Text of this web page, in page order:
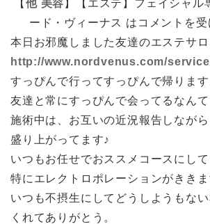
【 他 美容 】
【エステ】フェイシャ
ード・ヴィーナス は コメントを
本日お邪魔しました友達のエステサロ
http://www.nordvenus.com/
すっぴんで行ってすっぴんで帰ります
友達と常にすっぴんで会ってるなんて
施術中は、お互いの近況報告しながら
盛り上がってます♪
いつもお任せでおススメコースにして
特にエレクトロポレーションがききま
いつも不摂生にしてどうしようもな
くれてありがとう。